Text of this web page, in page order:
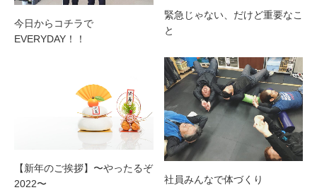
今日からコチラで
EVERYDAY！！
緊急じゃない、だけど重要なこ
と
【新年のご挨拶】〜やったるぞ
2022〜
社員みんなで体づくり